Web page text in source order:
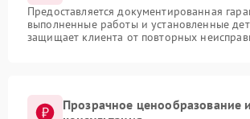
Предоставляется документированная
выполненные работы и установленные
защищает клиента от повторных
Прозрачное ценообразование